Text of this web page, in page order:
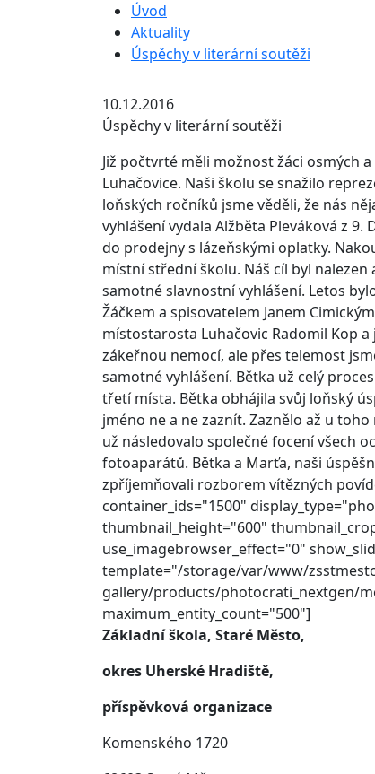
Úvod
Aktuality
Úspěchy v literární soutěži
10.12.2016
Úspěchy v literární soutěži
Již počtvrté měli možnost žáci osmých
Luhačovice. Naši školu se snažilo
loňských ročníků jsme věděli, že nás
vyhlášení vydala Alžběta Pleváková z 9.
do prodejny s lázeňskými oplatky.
místní střední školu. Náš cíl byl nalezen
samotné slavnostní vyhlášení. Letos
Žáčkem a spisovatelem Janem
místostarosta Luhačovic Radomil Kop
zákeřnou nemocí, ale přes telemost
samotné vyhlášení. Bětka už celý
třetí místa. Bětka obhájila svůj loňský
jméno ne a ne zaznít. Zaznělo až u
už následovalo společné focení všech
fotoaparátů. Bětka a Marťa, naši
zpříjemňovali rozborem vítězných
container_ids="1500"
thumbnail_height="600"
use_imagebrowser_effect="0"
template="/storage/var/www/
gallery/products/photocrati_nextgen/
maximum_entity_count="500"]
Základní škola, Staré Město,
okres Uherské Hradiště,
příspěvková organizace
Komenského 1720